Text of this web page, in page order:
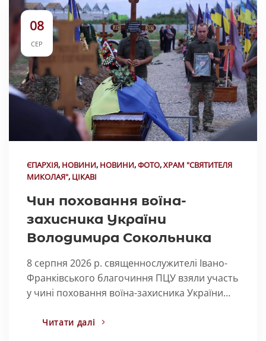
08
СЕР
ЄПАРХІЯ, НОВИНИ, НОВИНИ,ФОТО,ХРАМ "СВЯТИТЕЛЯ
МИКОЛАЯ", ЦІКАВІ
Чин поховання воїна-
захисника України
Володимира Сокольника
8 серпня 2026 р. священнослужителі Івано-
Франківського благочиння ПЦУ взяли участь
у чині поховання воїна-захисника України…
Читати далі